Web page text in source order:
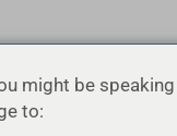
might be
to: